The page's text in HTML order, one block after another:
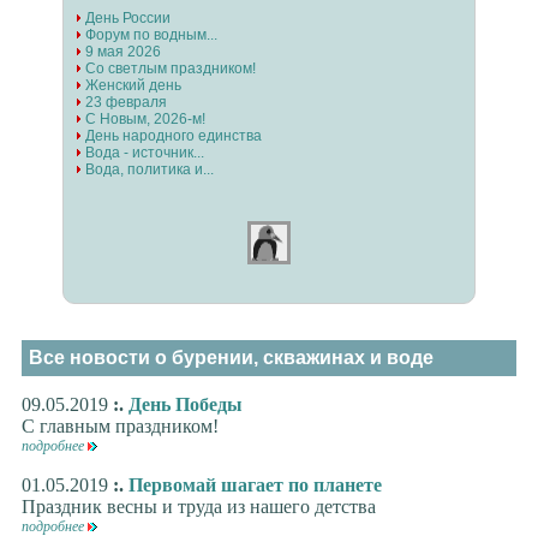
День России
Форум по водным...
9 мая 2026
Со светлым праздником!
Женский день
23 февраля
С Новым, 2026-м!
День народного единства
Вода - источник...
Вода, политика и...
Все новости о бурении, скважинах и воде
09.05.2019:. День Победы
С главным праздником!
подробнее
01.05.2019:. Первомай шагает по планете
Праздник весны и труда из нашего детства
подробнее